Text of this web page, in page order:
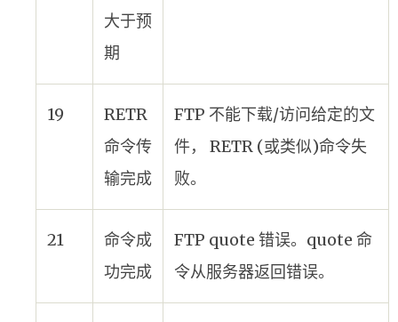
大于预
期
19
RETR
命令传
输完成
FTP 不能下载/访问给定的文
件， RETR (或类似)命令失
败。
21
命令成
功完成
FTP quote 错误。quote 命
令从服务器返回错误。